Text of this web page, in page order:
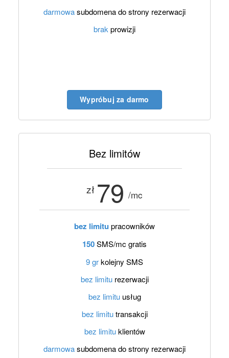
darmowasubdomena do strony rezerwacji
brak prowizji
Wypróbuj za darmo
Bez limitów
zł 79 /mc
bez limitu pracowników
150SMS/mc gratis
9 grkolejny SMS
bez limiturezerwacji
bez limitu usług
bez limitutransakcji
bez limituklientów
darmowasubdomena do strony rezerwacji